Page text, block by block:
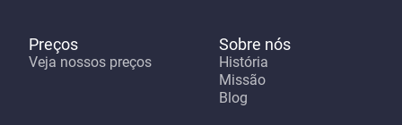
Preços
Veja nossos preços
Sobre nós
História
Missão
Blog